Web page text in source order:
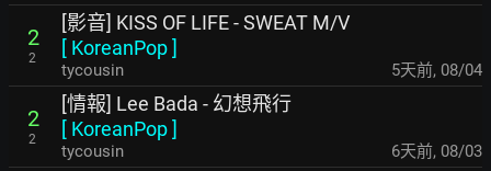
2
2
[影音] KISS OF LIFE - SWEAT M/V
[ KoreanPop]
tycousin 5天前, 08/04
2
2
[情報] Lee Bada - 幻想飛行
[ KoreanPop]
tycousin 6天前, 08/03